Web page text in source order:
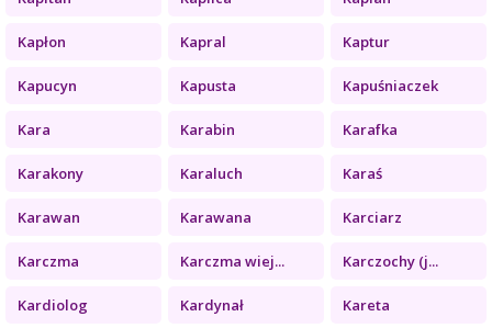
Kapłon Kapral Kaptur
Kapucyn Kapusta Kapuśniaczek
Kara Karabin Karafka
Karakony Karaluch Karaś
Karawan Karawana Karciarz
Karczma Karczma wiej... Karczochy (j...
Kardiolog Kardynał Kareta